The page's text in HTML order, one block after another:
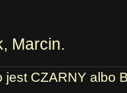
Marcin.
CZARNY albo